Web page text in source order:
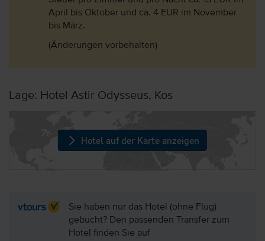
April bis Oktober und ca. 4 EUR im November
bis März.
(Änderungen vorbehalten)
Lage: Hotel Astir Odysseus, Kos
Hotel auf der Karte anzeigen
Sie haben nur das Hotel (ohne Flug)
gebucht? Den passenden Transfer zum
Hotel finden Sie auf